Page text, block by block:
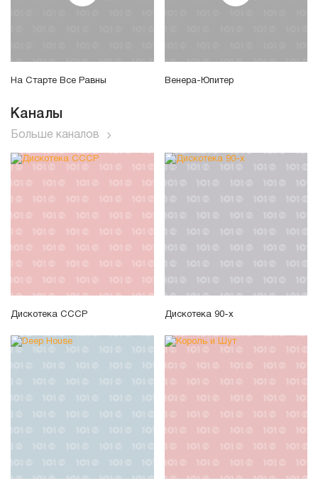
На Старте Все Равны Венера-Юпитер
Каналы
Больше каналов
Дискотека СССР Дискотека 90-х